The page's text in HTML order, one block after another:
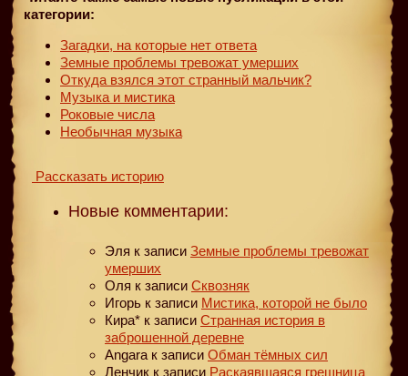
категории:
Загадки, на которые нет ответа
Земные проблемы тревожат умерших
Откуда взялся этот странный мальчик?
Музыка и мистика
Роковые числа
Необычная музыка
Рассказать историю
Новые комментарии:
Эля к записи Земные проблемы тревожат
умерших
Оля к записи Сквозняк
Игорь к записи Мистика, которой не было
Кира* к записи Странная история в
заброшенной деревне
Angara к записи Обман тёмных сил
Ленчик к записи Раскаявшаяся грешница